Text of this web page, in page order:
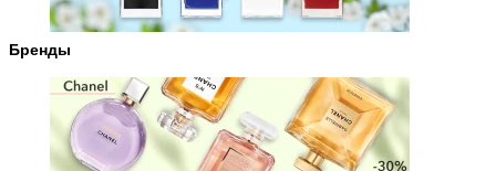
Бренды